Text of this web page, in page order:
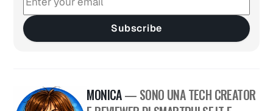
Subscribe
MONICA— SONO UNA TECH CREATOR